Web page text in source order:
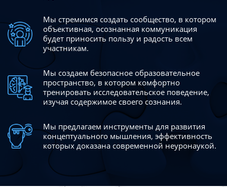
Мы стремимся создать сообщество, в котором
объективная, осознанная коммуникация
будет приносить пользу и радость всем
участникам.
Мы создаем безопасное образовательное
пространство, в котором комфортно
тренировать исследовательское поведение,
изучая содержимое своего сознания.
Мы предлагаем инструменты для развития
концептуального мышления, эффективность
которых доказана современной неуронаукой.